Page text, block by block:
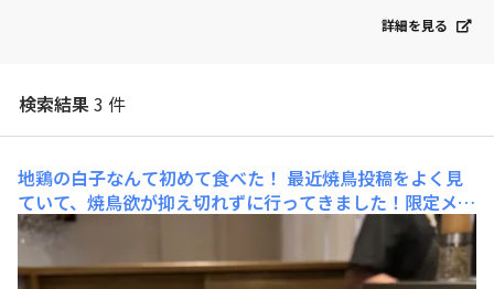
詳細を見る
検索結果 3 件
地鶏の白子なんて初めて食べた！ 最近焼鳥投稿をよく見
ていて、焼鳥欲が抑え切れずに行ってきました！限定メニ
ューに「白子」とあって、真っ先に頼みました。初体験
✨ 他にもひととおり楽しみましたよ〜 YOSENABE全制覇
も目指して、、次はどこに行こうかな。